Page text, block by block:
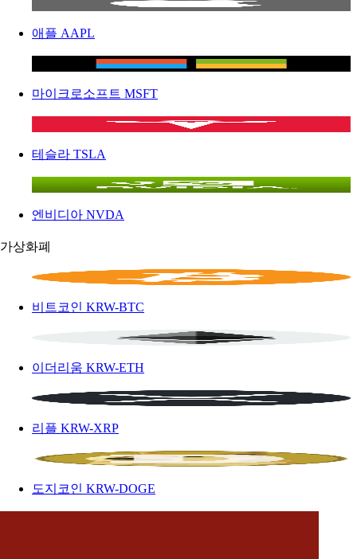
애플 AAPL
마이크로소프트 MSFT
테슬라 TSLA
엔비디아 NVDA
가상화폐
비트코인 KRW-BTC
이더리움 KRW-ETH
리플 KRW-XRP
도지코인 KRW-DOGE